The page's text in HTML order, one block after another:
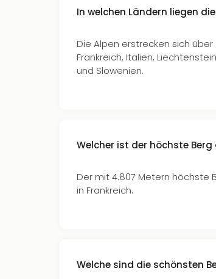
In welchen Ländern liegen
Die Alpen erstrecken sich
Frankreich, Italien,
und Slowenien.
Welcher ist der höchste Berg
Der mit 4.807 Metern höchste
in Frankreich.
Welche sind die schönsten